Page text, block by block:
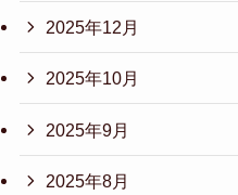
2025年12月
2025年10月
2025年9月
2025年8月